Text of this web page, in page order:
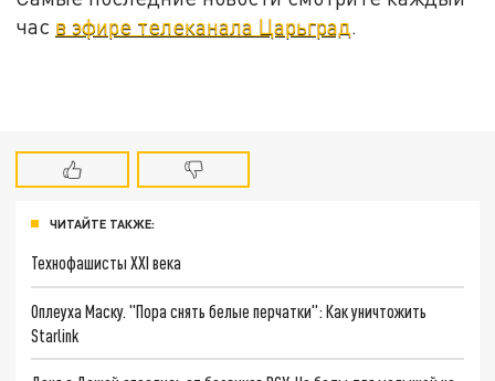
час в эфире телеканала Царьград
ЧИТАЙТЕ ТАКЖЕ:
Технофашисты XXI века
Оплеуха Маску. "Пора снять белые перчатки": Как уничтожить
Starlink